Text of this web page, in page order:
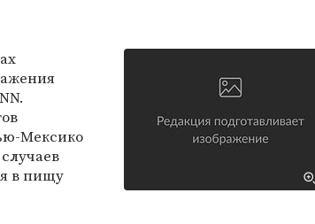
Мексико
в пищу